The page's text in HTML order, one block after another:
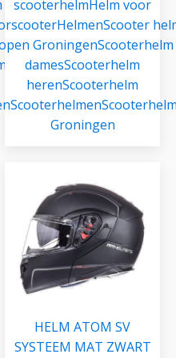
scooterhelmHelm voor
HelmenScooter
GroningenScooterhelm
damesScooterhelm
herenScooterhelm
Scooterhelmen
Groningen
HELM ATOM SV
SYSTEEM MAT ZWART